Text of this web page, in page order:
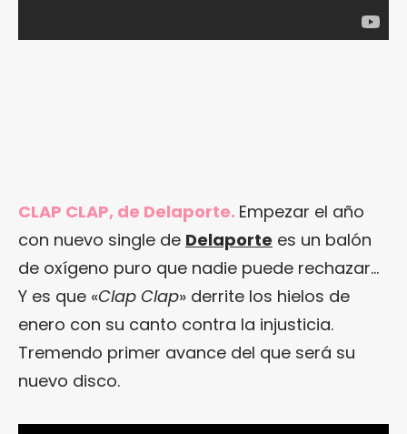
CLAP CLAP, de Delaporte. Empezar el año
con nuevo single de Delaporte es un balón
de oxígeno puro que nadie puede rechazar…
Y es que «Clap Clap» derrite los hielos de
enero con su canto contra la injusticia.
Tremendo primer avance del que será su
nuevo disco.